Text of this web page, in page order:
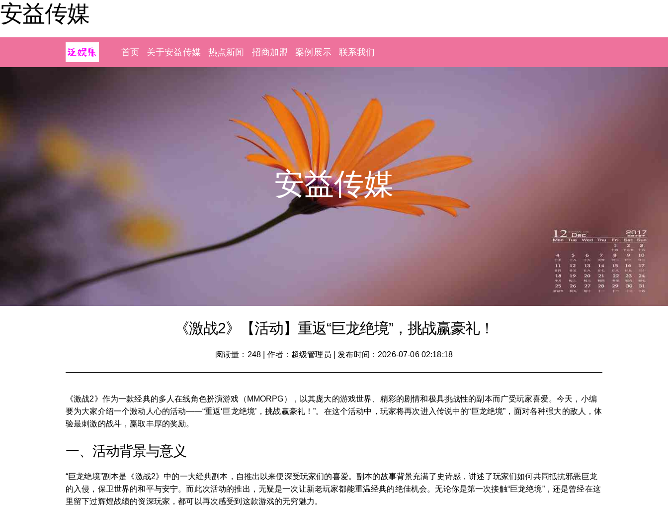
安益传媒
首页 关于安益传媒 热点新闻 招商加盟 案例展示 联系我们
安益传媒
《激战2》【活动】重返“巨龙绝境”，挑战赢豪礼！
阅读量：248 作者：超级管理员 发布时间：2026-07-06 02:18:18
《激战2》作为一款经典的多人在线角色扮演游戏（MMORPG），以其庞大的游戏世界、精彩的剧情和极具挑战性的副本而广受玩家喜爱。今天，小编
要为大家介绍一个激动人心的活动——“重返‘巨龙绝境’，挑战赢豪礼！”。在这个活动中，玩家将再次进入传说中的“巨龙绝境”，面对各种强大的敌人，体
验最刺激的战斗，赢取丰厚的奖励。
一、活动背景与意义
“巨龙绝境”副本是《激战2》中的一大经典副本，自推出以来便深受玩家们的喜爱。副本的故事背景充满了史诗感，讲述了玩家们如何共同抵抗邪恶巨龙
的入侵，保卫世界的和平与安宁。而此次活动的推出，无疑是一次让新老玩家都能重温经典的绝佳机会。无论你是第一次接触“巨龙绝境”，还是曾经在这
里留下过辉煌战绩的资深玩家，都可以再次感受到这款游戏的无穷魅力。